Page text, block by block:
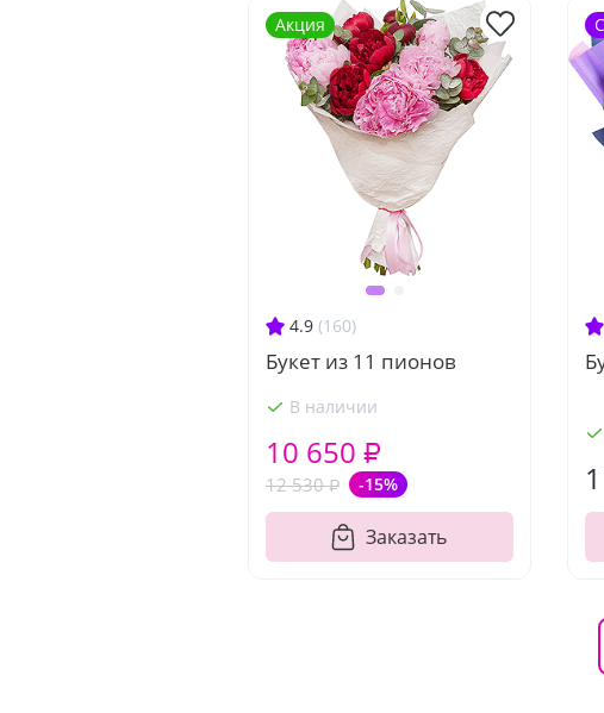
4.9 (160)
Букет из 11 пионов
В наличии
12 530 ₽ -15%
10 650 ₽
Заказать
Акция